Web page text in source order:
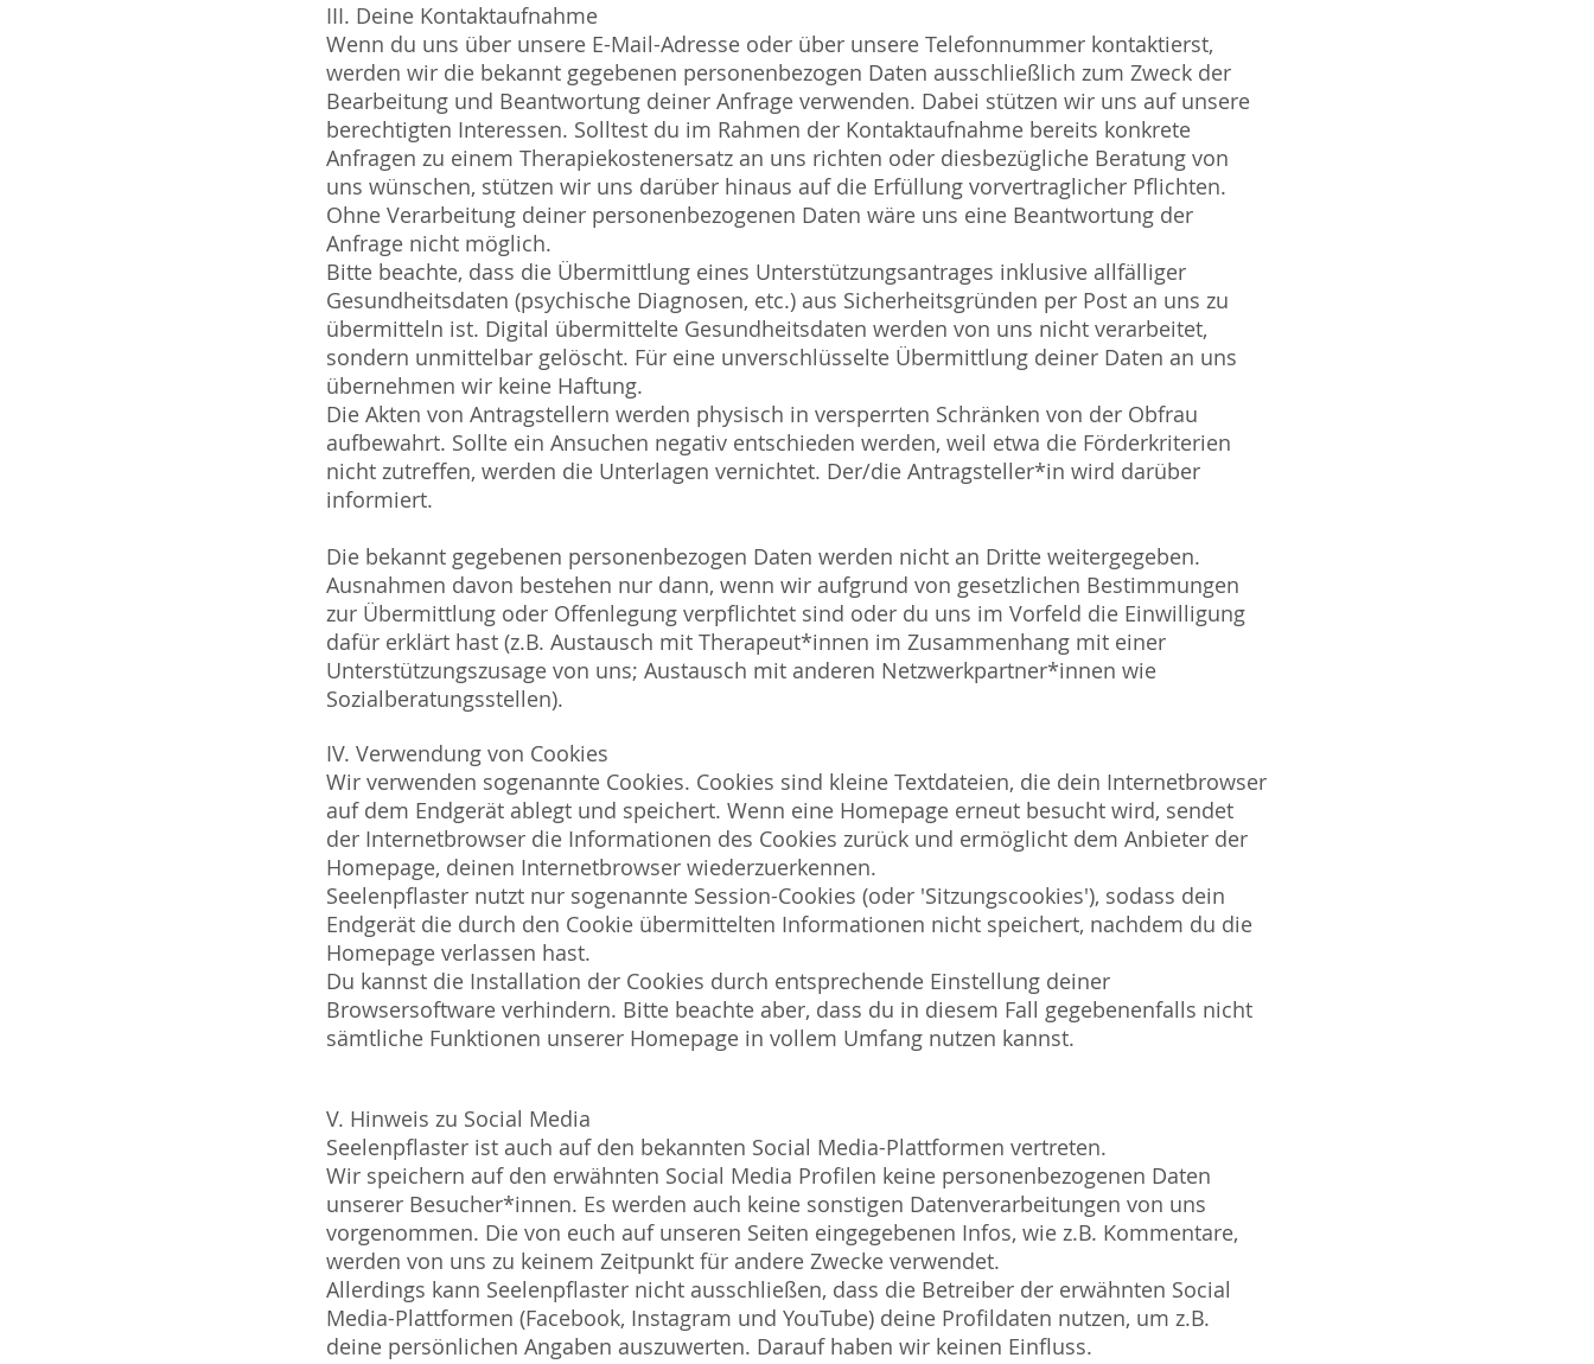
III. Deine Kontaktaufnahme
Wenn du uns über unsere E-Mail-Adresse oder über unsere Telefonnummer kontaktierst,
werden wir die bekannt gegebenen personenbezogen Daten ausschließlich zum Zweck der
Bearbeitung und Beantwortung deiner Anfrage verwenden. Dabei stützen wir uns auf unsere
berechtigten Interessen. Solltest du im Rahmen der Kontaktaufnahme bereits konkrete
Anfragen zu einem Therapiekostenersatz an uns richten oder diesbezügliche Beratung von
uns wünschen, stützen wir uns darüber hinaus auf die Erfüllung vorvertraglicher Pflichten.
Ohne Verarbeitung deiner personenbezogenen Daten wäre uns eine Beantwortung der
Anfrage nicht möglich.
Bitte beachte, dass die Übermittlung eines Unterstützungsantrages inklusive allfälliger
Gesundheitsdaten (psychische Diagnosen, etc.) aus Sicherheitsgründen per Post an uns zu
übermitteln ist. Digital übermittelte Gesundheitsdaten werden von uns nicht verarbeitet,
sondern unmittelbar gelöscht. Für eine unverschlüsselte Übermittlung deiner Daten an uns
übernehmen wir keine Haftung.
Die Akten von Antragstellern werden physisch in versperrten Schränken von der Obfrau
aufbewahrt. Sollte ein Ansuchen negativ entschieden werden, weil etwa die Förderkriterien
nicht zutreffen, werden die Unterlagen vernichtet. Der/die Antragsteller*in wird darüber
informiert.
Die bekannt gegebenen personenbezogen Daten werden nicht an Dritte weitergegeben.
Ausnahmen davon bestehen nur dann, wenn wir aufgrund von gesetzlichen Bestimmungen
zur Übermittlung oder Offenlegung verpflichtet sind oder du uns im Vorfeld die Einwilligung
dafür erklärt hast (z.B. Austausch mit Therapeut*innen im Zusammenhang mit einer
Unterstützungszusage von uns; Austausch mit anderen Netzwerkpartner*innen wie
Sozialberatungsstellen).
IV. Verwendung von Cookies
Wir verwenden sogenannte Cookies. Cookies sind kleine Textdateien, die dein Internetbrowser
auf dem Endgerät ablegt und speichert. Wenn eine Homepage erneut besucht wird, sendet
der Internetbrowser die Informationen des Cookies zurück und ermöglicht dem Anbieter der
Homepage, deinen Internetbrowser wiederzuerkennen.
Seelenpflaster nutzt nur sogenannte Session-Cookies (oder 'Sitzungscookies'), sodass dein
Endgerät die durch den Cookie übermittelten Informationen nicht speichert, nachdem du die
Homepage verlassen hast.
Du kannst die Installation der Cookies durch entsprechende Einstellung deiner
Browsersoftware verhindern. Bitte beachte aber, dass du in diesem Fall gegebenenfalls nicht
sämtliche Funktionen unserer Homepage in vollem Umfang nutzen kannst.
V. Hinweis zu Social Media
Seelenpflaster ist auch auf den bekannten Social Media-Plattformen vertreten.
Wir speichern auf den erwähnten Social Media Profilen keine personenbezogenen Daten
unserer Besucher*innen. Es werden auch keine sonstigen Datenverarbeitungen von uns
vorgenommen. Die von euch auf unseren Seiten eingegebenen Infos, wie z.B. Kommentare,
werden von uns zu keinem Zeitpunkt für andere Zwecke verwendet.
Allerdings kann Seelenpflaster nicht ausschließen, dass die Betreiber der erwähnten Social
Media-Plattformen (Facebook, Instagram und YouTube) deine Profildaten nutzen, um z.B.
deine persönlichen Angaben auszuwerten. Darauf haben wir keinen Einfluss.